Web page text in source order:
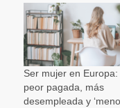
en
una
ventana
nueva)
en
una
ventana
nueva)
Ser mujer en Europa:
peor pagada, más
desempleada y